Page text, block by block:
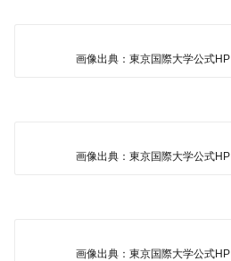
画像出典：東京国際大学公式HP
画像出典：東京国際大学公式HP
画像出典：東京国際大学公式HP